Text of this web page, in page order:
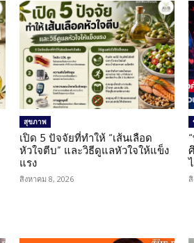
สุขภาพ
เปิด 5 ปัจจัยที่ทำให้ “เส้นเลือด
หัวใจตีบ” และวิธีดูแลหัวใจให้แข็ง
แรง
สิงหาคม 8, 2026